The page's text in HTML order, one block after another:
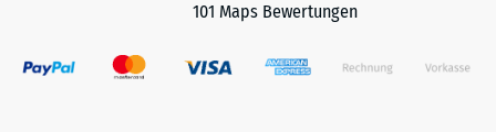
101 Maps Bewertungen